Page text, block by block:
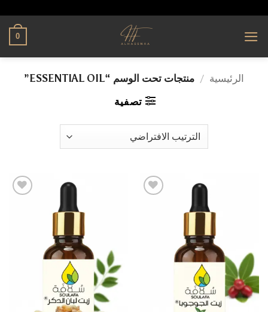
0
الرئيسية / منتجات تحت الوسم “ESSENTIAL OIL”
تصفية